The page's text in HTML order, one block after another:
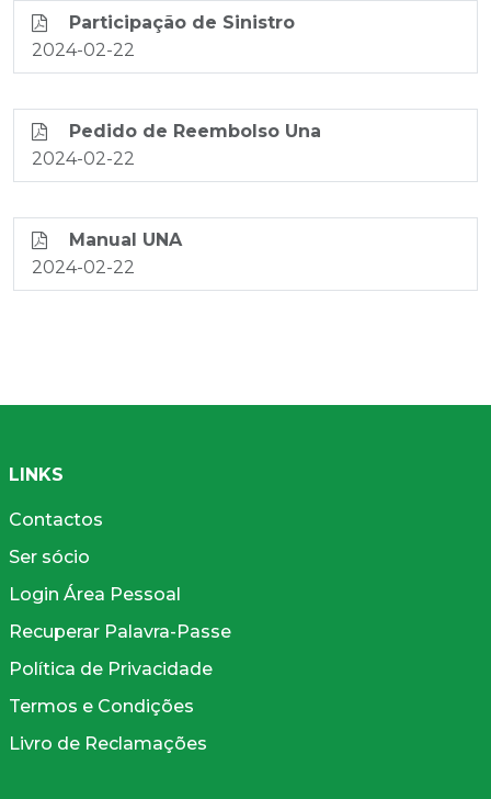
Participação de Sinistro
2024-02-22
Pedido de Reembolso Una
2024-02-22
Manual UNA
2024-02-22
LINKS
Contactos
Ser sócio
Login Área Pessoal
Recuperar Palavra-Passe
Política de Privacidade
Termos e Condições
Livro de Reclamações